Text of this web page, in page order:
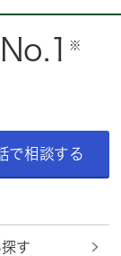
No.1 ※
で相談する
す